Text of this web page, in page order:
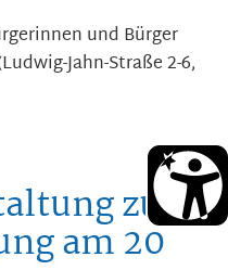
und Bürger
Jahn-Straße 2-6,
zur
am 20